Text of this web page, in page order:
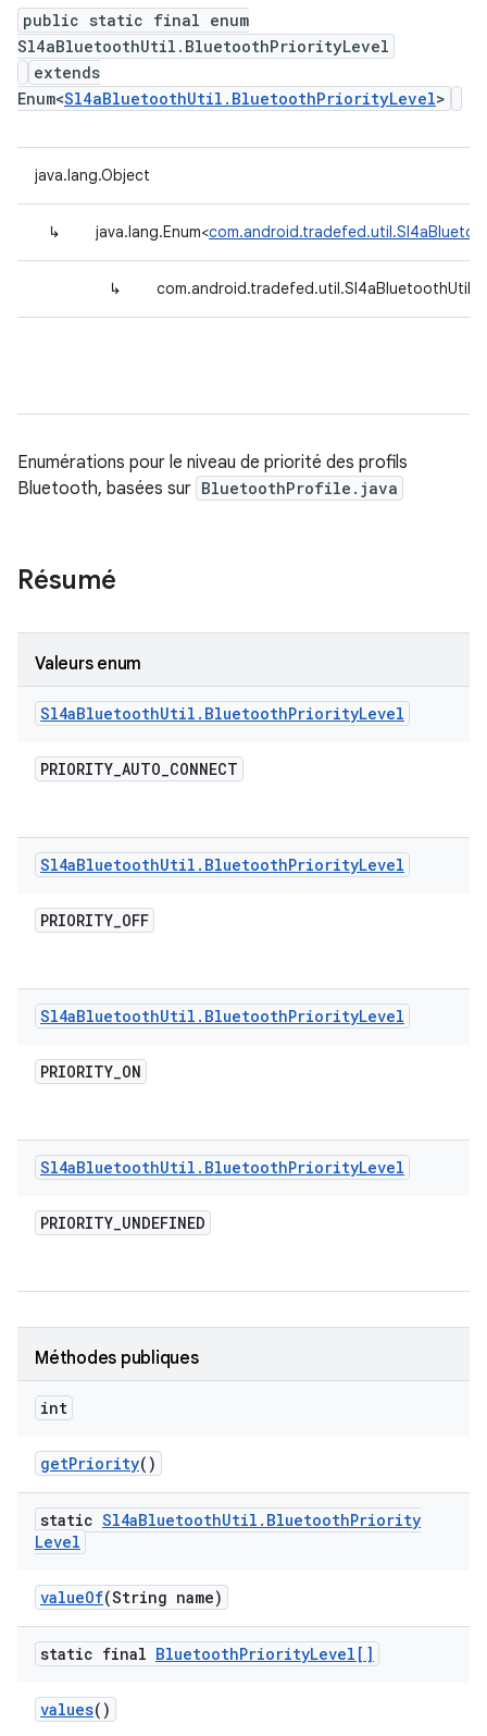
public static final enum
Sl4aBluetoothUtil.BluetoothPriorityLevel
extends
Enum<Sl4aBluetoothUtil.BluetoothPriorityLevel>
java.lang.Object
↳ java.lang.Enum<
↳
Enumérations pour le niveau de priorité des profils
Bluetooth, basées sur BluetoothProfile.java
Résumé
Valeurs enum
Sl4aBluetoothUtil . BluetoothPriorityLevel
PRIORITY_AUTO_CONNECT
Sl4aBluetoothUtil . BluetoothPriorityLevel
PRIORITY_OFF
Sl4aBluetoothUtil . BluetoothPriorityLevel
PRIORITY_ON
Sl4aBluetoothUtil . BluetoothPriorityLevel
PRIORITY_UNDEFINED
Méthodes publiques
int
getPriority()
static Sl4aBluetoothUtil . BluetoothPriority
Level
valueOf(String name)
static final BluetoothPriorityLevel[]
values()